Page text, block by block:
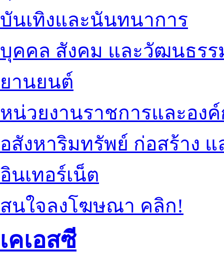
บันเทิงและนันทนาการ
บุคคล สังคม และวัฒนธรร
ยานยนต์
หน่วยงานราชการและอง
อสังหาริมทรัพย์ ก่อสร้าง
อินเทอร์เน็ต
สนใจลงโฆษณา คลิก!
เคเอสซี